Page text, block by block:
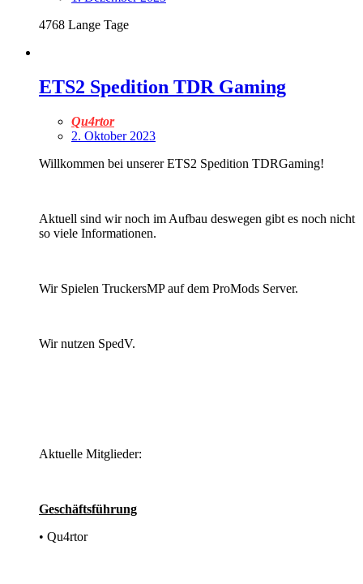
4768 Lange Tage
ETS2 Spedition TDR Gaming
Qu4rtor
2. Oktober 2023
Willkommen bei unserer ETS2 Spedition TDRGaming!
Aktuell sind wir noch im Aufbau deswegen gibt es noch nicht
so viele Informationen.
Wir Spielen TruckersMP auf dem ProMods Server.
Wir nutzen SpedV.
Aktuelle Mitglieder:
Geschäftsführung
• Qu4rtor